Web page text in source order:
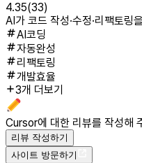
4.35(33)
AI가 코드 작성·수정·리팩토링
AI코딩
자동완성
리팩토링
개발효율
3개 더보기
Cursor에 대한 리뷰를 작성해
리뷰 작성하기
사이트 방문하기